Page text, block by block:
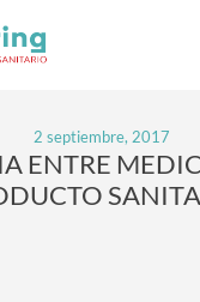
2 septiembre, 2017
ENTRE